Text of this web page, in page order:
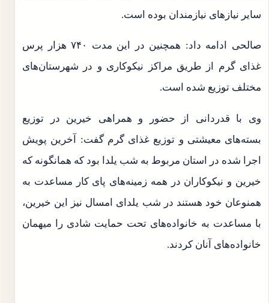
سایر نیازهای نیازمندان بوده است.
صالحی ادامه داد: همچنین در این مدت ۷۴۰ هزار پرس
غذای گرم از طریق مراکز نیکوکاری و در شهرستان‌های
مختلف توزیع شده است.
وی با قدردانی از حضور و همراهی خیرین در توزیع
بسته‌های معیشتی و توزیع غذای گرم گفت: آخرین پویش
اجرا شده در استان مربوط به شب یلدا بود که همانگونه که
خیرین و نیکوکاران در همه زمینه‌های پای کار مساعدت به
همنوعان خود هستند در شب یلدای امسال نیز این خیرین،
با مساعدت به خانواده‌های تحت حمایت شادی را میهمان
خانواده‌های آنان کردند.